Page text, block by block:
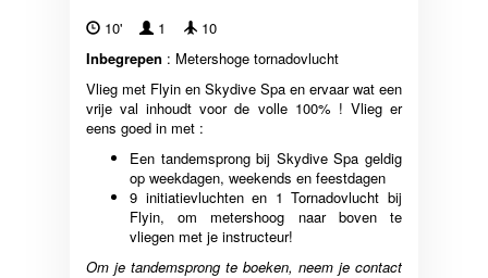
10' 1
10
Inbegrepen : Metershoge tornadovlucht
Vlieg met Flyin en Skydive Spa en ervaar wat een
vrije val inhoudt voor de volle 100% ! Vlieg er
eens goed in met :
Een tandemsprong bij Skydive Spa geldig
op weekdagen, weekends en feestdagen
9 initiatievluchten en 1 Tornadovlucht bij
Flyin, om metershoog naar boven te
vliegen met je instructeur!
Om je tandemsprong te boeken, neem je contact